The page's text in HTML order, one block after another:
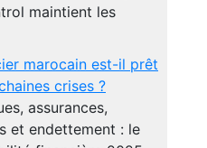
maintient les
marocain est-il prêt
crises ?
assurances,
et endettement : le